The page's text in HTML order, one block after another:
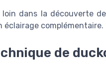
dans la découverte
éclairage complémentaire.
de